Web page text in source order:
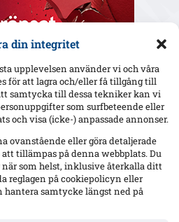
din integritet
upplevelsen använder vi och våra
för att lagra och/eller få tillgång till
samtycka till dessa tekniker kan vi
som surfbeteende eller
och visa (icke-) anpassade annonser.
ovanstående eller göra detaljerade
tillämpas på denna webbplats. Du
som helst, inklusive återkalla ditt
reglagen på cookiepolicyn eller
samtycke längst ned på
Senaste
i 84:e minuten
Lundbergh har spelat alla MFF:s 15 matcher –